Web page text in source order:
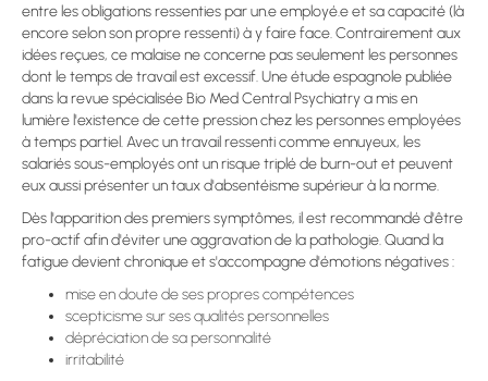
entre les obligations ressenties par un.e employé.e et sa capacité (là
encore selon son propre ressenti) à y faire face. Contrairement aux
idées reçues, ce malaise ne concerne pas seulement les personnes
dont le temps de travail est excessif. Une étude espagnole publiée
dans la revue spécialisée Bio Med Central Psychiatry a mis en
lumière l'existence de cette pression chez les personnes employées
à temps partiel. Avec un travail ressenti comme ennuyeux, les
salariés sous-employés ont un risque triplé de burn-out et peuvent
eux aussi présenter un taux d'absentéisme supérieur à la norme.
Dès l'apparition des premiers symptômes, il est recommandé d'être
pro-actif afin d'éviter une aggravation de la pathologie. Quand la
fatigue devient chronique et s'accompagne d'émotions négatives :
mise en doute de ses propres compétences
scepticisme sur ses qualités personnelles
dépréciation de sa personnalité
irritabilité